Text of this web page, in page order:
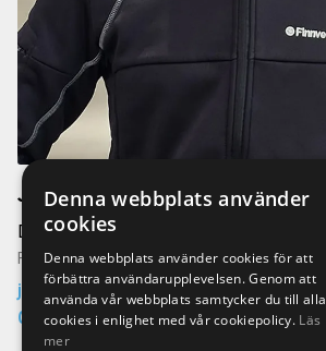
Josef Alhaydaret
Däckansvarig
Finnvedens Bil Tornfalksvägen Värnamo
josef.alhaydaret@finnvedensbil.se
0370-425 28
Denna webbplats använder
cookies
Denna webbplats använder cookies för att
förbättra användarupplevelsen. Genom att
använda vår webbplats samtycker du till alla
cookies i enlighet med vår cookiepolicy. Läs
mer